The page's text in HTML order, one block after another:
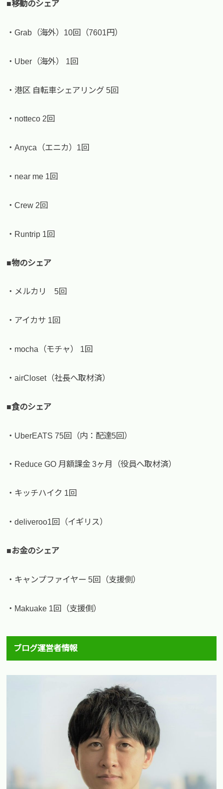
■移動のシェア
・Grab（海外）10回（7601円）
・Uber（海外） 1回
・港区 自転車シェアリング 5回
・notteco 2回
・Anyca（エニカ）1回
・near me 1回
・Crew 2回
・Runtrip 1回
■物のシェア
・メルカリ 5回
・アイカサ 1回
・mocha（モチャ） 1回
・airCloset（社長へ取材済）
■食のシェア
・UberEATS 75回（内：配達5回）
・Reduce GO 月額課金 3ヶ月（役員へ取材済）
・キッチハイク 1回
・deliveroo1回（イギリス）
■お金のシェア
・キャンプファイヤー 5回（支援側）
・Makuake 1回（支援側）
ブログ運営者情報